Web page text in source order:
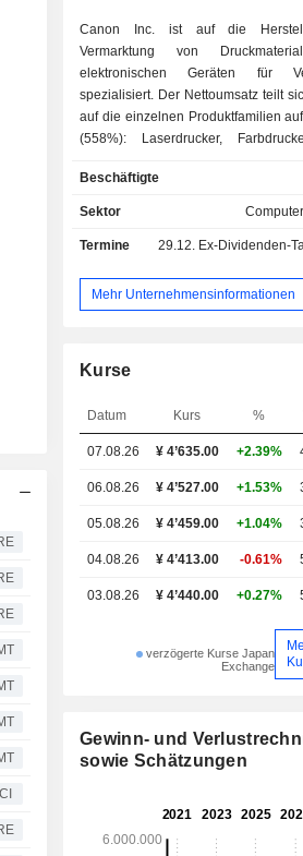
CI
Canon Inc. ist auf die
Vermarktung von
elektronischen Geräten für
spezialisiert. Der Nettoumsatz teilt
auf die einzelnen Produktfamilien auf: -
(558%): Laserdrucker,
digitale Camcorder,
Scanner,
Maskenausrichtgeräte durch
die Gruppe über 42
hauptsächlich in Japan befinden
Amerika (20,4%) und Europa (26,7%).
Beschäftigte
Sektor
Termine 29.12. Ex-Dividenden-
Mehr Unternehmensinformationen
Kurse
Datum Kurs %
07.08.26 ¥ 4’635.00 +2.39%
06.08.26 ¥ 4’527.00 +1.53%
05.08.26 ¥ 4’459.00 +1.04%
04.08.26 ¥ 4’413.00 -0.61%
03.08.26 ¥ 4’440.00 +0.27%
verzögerte Kurse Japan
Exchange
Gewinn- und
sowie Schätzungen